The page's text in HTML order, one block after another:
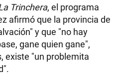
Trinchera, el programa
afirmó que la provincia de
y que "no hay
gane quien gane",
existe "un problemita